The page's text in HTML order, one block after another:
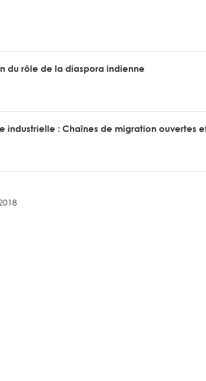
du rôle de la diaspora indienne
: Chaînes de migration ouvertes